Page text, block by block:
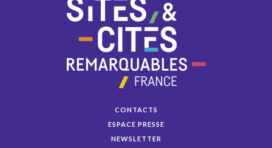
CONTACTS
ESPACE PRESSE
NEWSLETTER